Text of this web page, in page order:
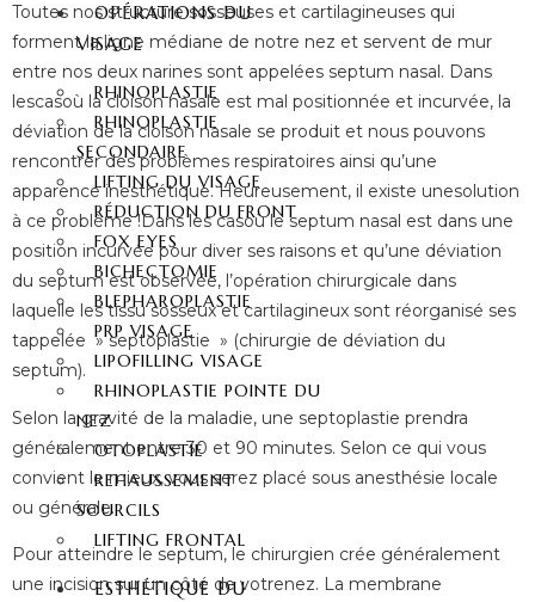
OPÉRATIONS DU
VISAGE
RHINOPLASTIE
RHINOPLASTIE
SECONDAIRE
LIFTING DU VISAGE
RÉDUCTION DU FRONT
FOX EYES
BICHECTOMIE
BLEPHAROPLASTIE
PRP VISAGE
LIPOFILLING VISAGE
RHINOPLASTIE POINTE DU
NEZ
OTOPLASTIE
REHAUSSEMENT
SOURCILS
LIFTING FRONTAL
ESTHÉTIQUE DU
Toutes nos structure sosseuses et cartilagineuses qui
forment la ligne médiane de notre nez et servent de mur
entre nos deux narines sont appelées septum nasal. Dans
lescasoù la cloison nasale est mal positionnée et incurvée, la
déviation de la cloison nasale se produit et nous pouvons
rencontrer des problèmes respiratoires ainsi qu’une
apparence inesthétique. Heureusement, il existe unesolution
à ce problème !Dans les casoù le septum nasal est dans une
position incurvée pour diver ses raisons et qu’une déviation
du septum est observée, l’opération chirurgicale dans
laquelle les tissu sosseux et cartilagineux sont réorganisé ses
tappelée » septoplastie » (chirurgie de déviation du
septum).
Selon la gravité de la maladie, une septoplastie prendra
généralement entre 30 et 90 minutes. Selon ce qui vous
convient le mieux, vous serez placé sous anesthésie locale
ou générale.
Pour atteindre le septum, le chirurgien crée généralement
une incision sur un côté de votrenez. La membrane